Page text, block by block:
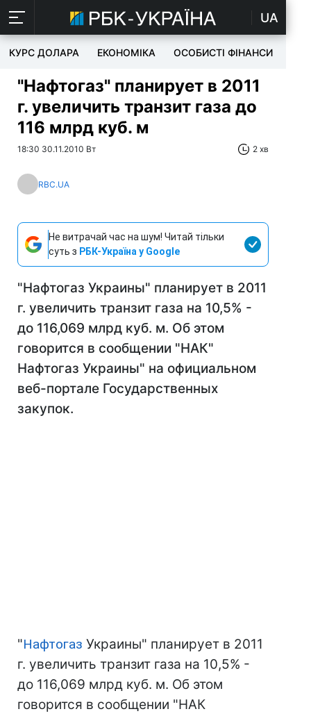
UA
КУРС ДОЛАРА ЕКОНОМІКА ОСОБИСТІ ФІНАНСИ
"Нафтогаз" планирует в 2011
г. увеличить транзит газа до
116 млрд куб. м
18:30 30.11.2010 Вт 2 хв
RBC.UA
Не витрачай час на шум! Читай тільки
суть з РБК-Україна у Google
"Нафтогаз Украины" планирует в 2011
г. увеличить транзит газа на 10,5% -
до 116,069 млрд куб. м. Об этом
говорится в сообщении "НАК"
Нафтогаз Украины" на официальном
веб-портале Государственных
закупок.
"Нафтогаз Украины" планирует в 2011
г. увеличить транзит газа на 10,5% -
до 116,069 млрд куб. м. Об этом
говорится в сообщении "НАК